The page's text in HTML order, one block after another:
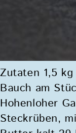
Zutaten 1,5
Bauch am
Hohenloher
Steckrüben,